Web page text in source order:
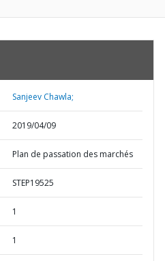
Sanjeev Chawla;
2019/04/09
Plan de passation des marchés
STEP19525
1
1